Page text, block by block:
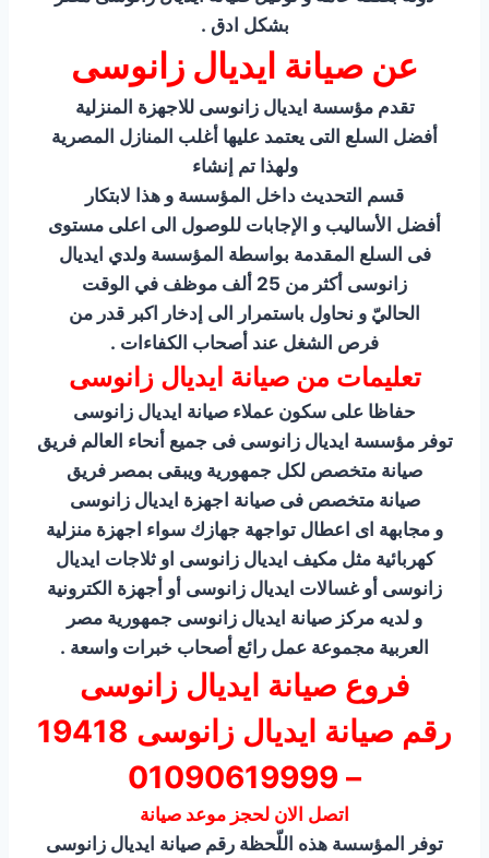
بشكل ادق .
عن صيانة ايديال زانوسى
تقدم مؤسسة ايديال زانوسى للاجهزة المنزلية
أفضل السلع التى يعتمد عليها أغلب المنازل المصرية
ولهذا تم إنشاء
قسم التحديث داخل المؤسسة و هذا لابتكار
أفضل الأساليب و الإجابات للوصول الى اعلى مستوى
فى السلع المقدمة بواسطة المؤسسة ولدي ايديال
زانوسى أكثر من 25 ألف موظف في الوقت
الحاليّ و نحاول باستمرار الى إدخار اكبر قدر من
فرص الشغل عند أصحاب الكفاءات .
تعليمات من صيانة ايديال زانوسى
حفاظا على سكون عملاء صيانة ايديال زانوسى
توفر مؤسسة ايديال زانوسى فى جميع أنحاء العالم فريق
صيانة متخصص لكل جمهورية ويبقى بمصر فريق
صيانة متخصص فى صيانة اجهزة ايديال زانوسى
و مجابهة اى اعطال تواجهة جهازك سواء اجهزة منزلية
كهربائية مثل مكيف ايديال زانوسى او ثلاجات ايديال
زانوسى أو غسالات ايديال زانوسى أو أجهزة الكترونية
و لديه مركز صيانة ايديال زانوسى جمهورية مصر
العربية مجموعة عمل رائع أصحاب خبرات واسعة .
فروع صيانة ايديال زانوسى
رقم صيانة ايديال زانوسى 19418
– 01090619999
اتصل الان لحجز موعد صيانة
توفر المؤسسة هذه اللّحظة رقم صيانة ايديال زانوسى